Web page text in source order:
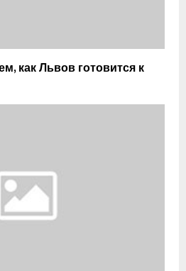
как Львов готовится к